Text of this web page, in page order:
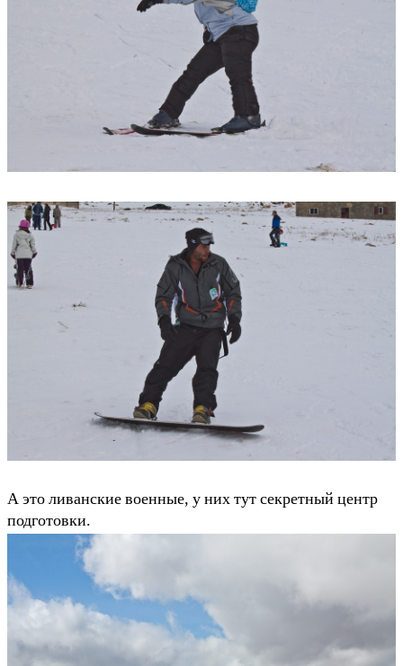
А это ливанские военные, у них тут секретный центр
подготовки.